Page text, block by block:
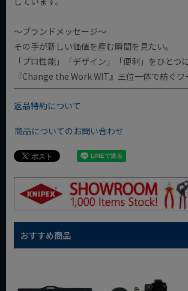
～ブランドメッセージ～
その手が新しい価値を産む瞬間を見たい。
「プロ性能」「デザイン」「便利」をひとつに
『Change the Work WIT』三位一体で紡ぐワ
返品特約について
商品についてのお問い合わせ
おすすめ商品